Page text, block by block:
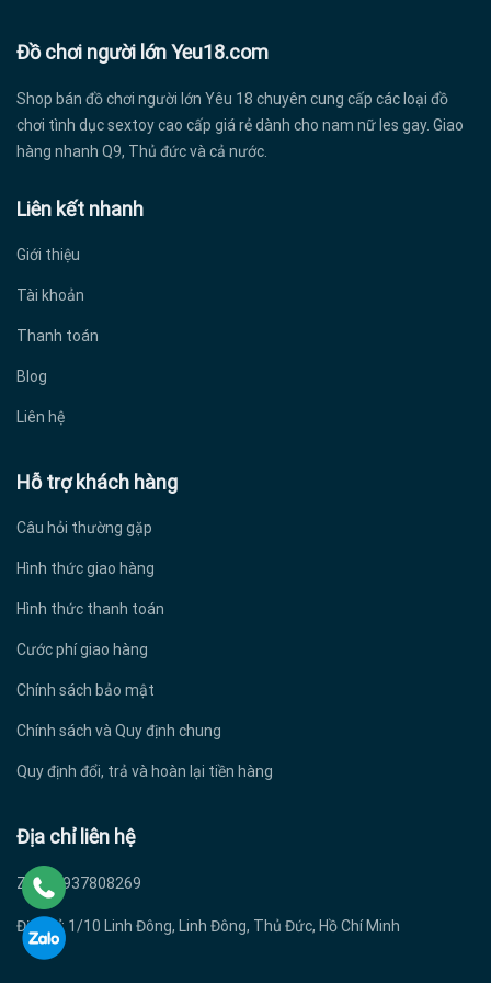
Đồ chơi người lớn Yeu18.com
Shop bán đồ chơi người lớn Yêu 18 chuyên cung cấp các loại đồ
chơi tình dục sextoy cao cấp giá rẻ dành cho nam nữ les gay. Giao
hàng nhanh Q9, Thủ đức và cả nước.
Liên kết nhanh
Giới thiệu
Tài khoản
Thanh toán
Blog
Liên hệ
Hỗ trợ khách hàng
Câu hỏi thường gặp
Hình thức giao hàng
Hình thức thanh toán
Cước phí giao hàng
Chính sách bảo mật
Chính sách và Quy định chung
Quy định đổi, trả và hoàn lại tiền hàng
Địa chỉ liên hệ
Zalo: 0937808269
Địa chỉ: 1/10 Linh Đông, Linh Đông, Thủ Đức, Hồ Chí Minh